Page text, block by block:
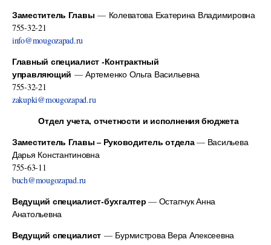
Заместитель Главы — Колеватова Екатерина Владимировна
755-32-21
info@mougozapad.ru
Главный специалист -Контрактный
управляющий — Артеменко Ольга Васильевна
755-32-21
zakupki@mougozapad.ru
Отдел учета, отчетности и исполнения бюджета
Заместитель Главы – Руководитель отдела— Васильева
Дарья Константиновна
755-63-11
buch@mougozapad.ru
Ведущий специалист-бухгалтер — Остапчук Анна
Анатольевна
Ведущий специалист — Бурмистрова Вера Алексеевна